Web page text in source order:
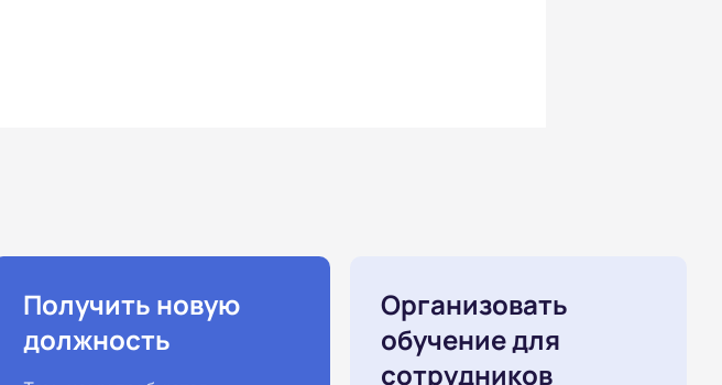
Получить новую
должность
Организовать
обучение для
сотрудников